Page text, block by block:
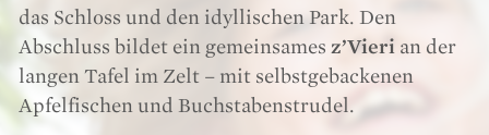
das Schloss und den idyllischen Park. Den
Abschluss bildet ein gemeinsames z’Vieri an der
langen Tafel im Zelt – mit selbstgebackenen
Apfelfischen und Buchstabenstrudel.